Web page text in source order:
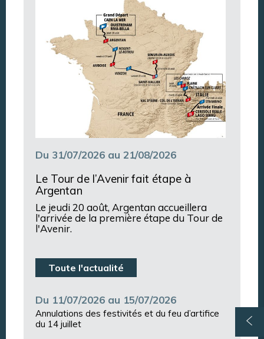
Du 31/07/2026 au 21/08/2026
Le Tour de l’Avenir fait étape à
Argentan
Le jeudi 20 août, Argentan accueillera
l'arrivée de la première étape du Tour de
l'Avenir.
Toute l'actualité
Du 11/07/2026 au 15/07/2026
Annulations des festivités et du feu d’artifice
du 14 juillet